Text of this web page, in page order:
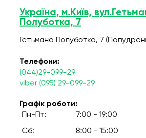
Україна, м.Київ,
Полуботка, 7
Гетьмана Полуботка, 7
Телефони:
(044)29-099-29
viber (095) 29-099-29
Графік роботи:
Пн-Пт:
7:00 - 19:00
Сб: 8:00 - 15:00